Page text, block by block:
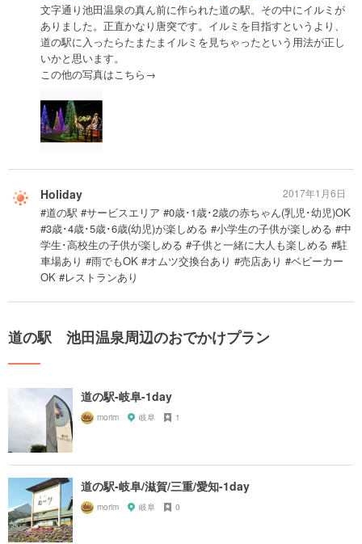
文字通り池田温泉の真ん前に作られた道の駅。その中にイルミが
ありました。正直かなり唐突です。イルミを目指すというより、
道の駅に入ったらたまたまイルミを見ちゃったという用法が正し
いかと思います。
この他の写真はこちら→
Holiday
#道の駅 #サービスエリア #0歳･1歳･2歳の赤ちゃん(乳児･幼児)OK
#3歳･4歳･5歳･6歳(幼児)が楽しめる #小学生の子供が楽しめる #中
学生･高校生の子供が楽しめる #子供と一緒に大人も楽しめる #駐
車場あり #雨でもOK #オムツ交換台あり #売店あり #ベビーカー
OK #レストランあり
2017年1月6日
道の駅 池田温泉周辺のおでかけプラン
道の駅-岐阜-1day
morim 岐阜 1
道の駅-岐阜/滋賀/三重/愛知-1day
morim 岐阜 0